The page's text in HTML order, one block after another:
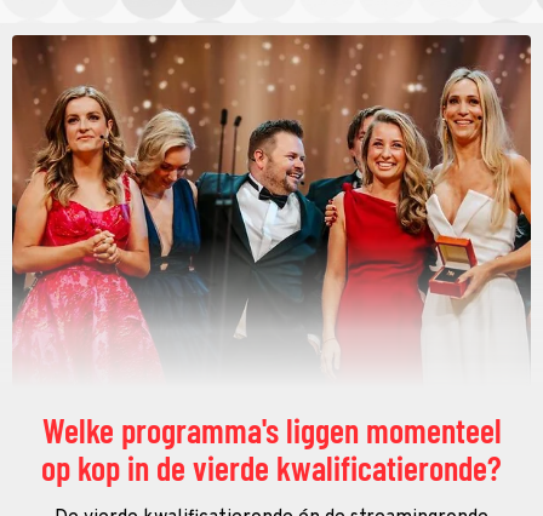
Welke programma's liggen momenteel
op kop in de vierde kwalificatieronde?